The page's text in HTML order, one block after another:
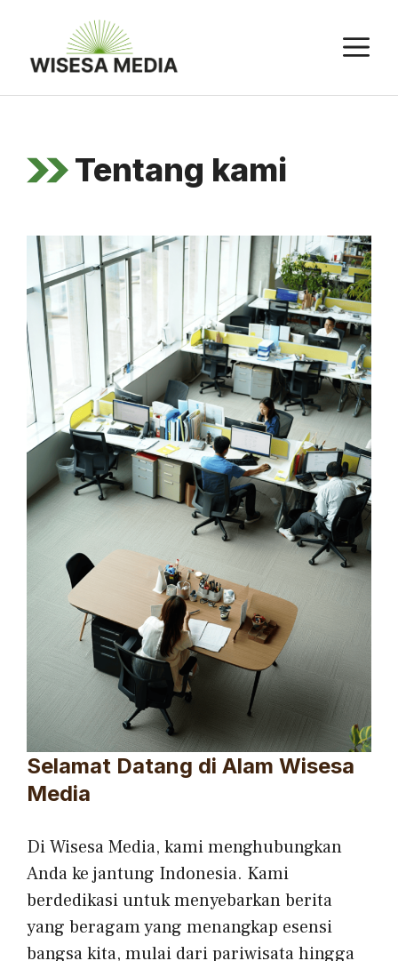
Tentang kami
Selamat Datang di Alam Wisesa
Media
Di Wisesa Media, kami menghubungkan
Anda ke jantung Indonesia. Kami
berdedikasi untuk menyebarkan berita
yang beragam yang menangkap esensi
bangsa kita, mulai dari pariwisata hingga